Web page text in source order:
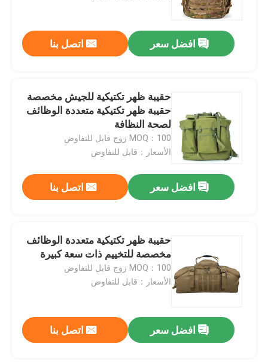
أحذية جلدية عسكرية
أحذية اللباس العسكري
معدات الصيد في الهواء الطلق
معدات الصيد في الهواء الطلق
قفازات ركوب مقاومة للماء
ملابس السلامة العاكسة
النماذج العسكرية الحديثة
افضل سعر اتصل بنا
حقيبة ظهر تكتيكية للجيش مخصصة
حقيبة ظهر تكتيكية متعددة الوظائف
لصحة النظافة
MOQ：100 زوج قابل للتفاوض
الأسعار：قابل للتفاوض
افضل سعر اتصل بنا
حقيبة ظهر تكتيكية متعددة الوظائف
مخصصة للتخييم ذات سعة كبيرة
MOQ：100 زوج قابل للتفاوض
الأسعار：قابل للتفاوض
افضل سعر اتصل بنا